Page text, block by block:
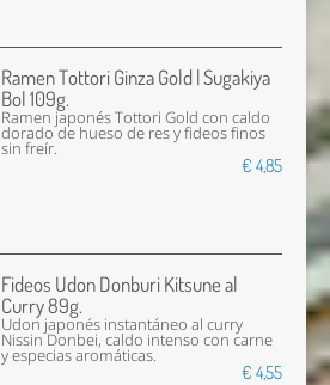
Ramen Tottori Ginza Gold | Sugakiya
Bol 109g.
Ramen japonés Tottori Gold con caldo
dorado de hueso de res y fideos finos
sin freír.
€ 4,85
Fideos Udon Donburi Kitsune al
Curry 89g.
Udon japonés instantáneo al curry
Nissin Donbei, caldo intenso con carne
y especias aromáticas.
€ 4,55